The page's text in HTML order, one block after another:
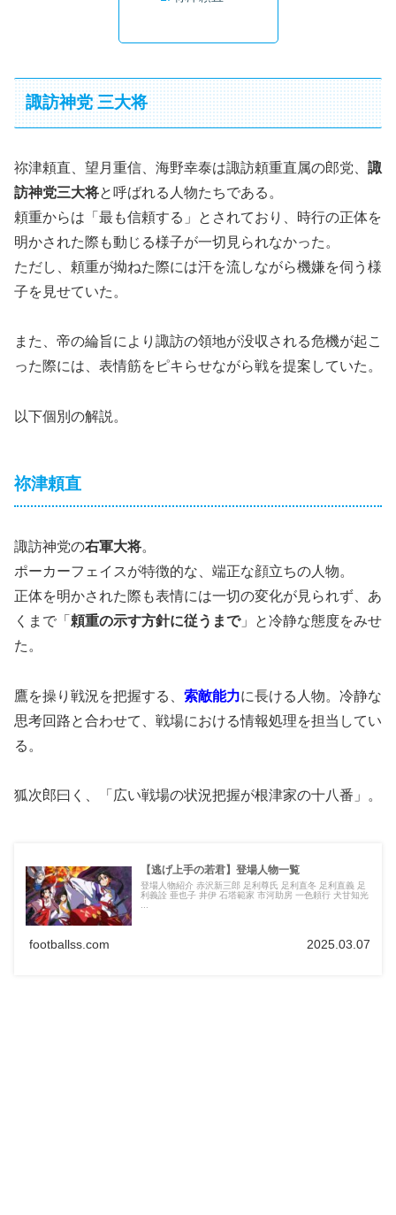
諏訪神党 三大将
祢津頼直、望月重信、海野幸泰は諏訪頼重直属の郎党、 諏
訪神党三大将と呼ばれる人物たちである。
頼重からは「最も信頼する」とされており、時行の正体を
明かされた際も動じる様子が一切見られなかった。
ただし、頼重が拗ねた際には汗を流しながら機嫌を伺う様
子を見せていた。
また、帝の綸旨により諏訪の領地が没収される危機が起こ
った際には、表情筋をピキらせながら戦を提案していた。
以下個別の解説。
祢津頼直
諏訪神党の右軍大将。
ポーカーフェイスが特徴的な、端正な顔立ちの人物。
正体を明かされた際も表情には一切の変化が見られず、あ
くまで「 頼重の示す方針に従うまで」と冷静な態度をみせ
た。
鷹を操り戦況を把握する、 索敵能力に長ける人物。冷静な
思考回路と合わせて、戦場における情報処理を担当してい
る。
狐次郎曰く、「広い戦場の状況把握が根津家の十八番」。
【逃げ上手の若君】登場人物一覧
登場人物紹介 赤沢新三郎 足利尊氏 足利直冬 足利直義 足
利義詮 亜也子 井伊 石塔範家 市河助房 一色頼行 犬甘知光
footballss.com 2025.03.07